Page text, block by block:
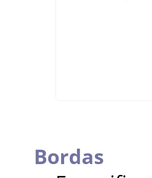
Bordas